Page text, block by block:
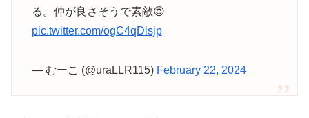
る。仲が良さそうで素敵😍
pic.twitter.com/ogC4qDisjp
— むーこ (@uraLLR115) February 22, 2024